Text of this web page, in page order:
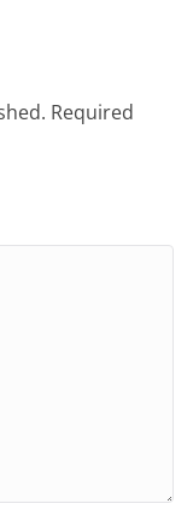
Required